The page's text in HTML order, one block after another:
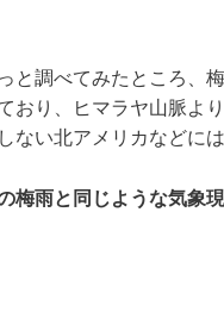
と調べてみたところ、
おり、ヒマラヤ山脈よ
ない北アメリカなどに
梅雨と同じような気象